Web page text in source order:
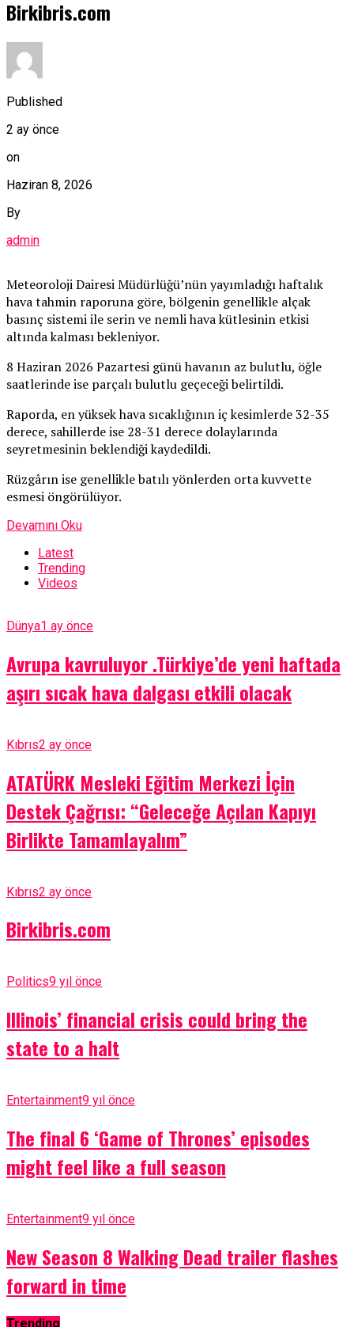
Birkibris.com
Published
2 ay önce
on
Haziran 8, 2026
By
admin
Meteoroloji Dairesi Müdürlüğü’nün yayımladığı haftalık
hava tahmin raporuna göre, bölgenin genellikle alçak
basınç sistemi ile serin ve nemli hava kütlesinin etkisi
altında kalması bekleniyor.
8 Haziran 2026 Pazartesi günü havanın az bulutlu, öğle
saatlerinde ise parçalı bulutlu geçeceği belirtildi.
Raporda, en yüksek hava sıcaklığının iç kesimlerde 32-35
derece, sahillerde ise 28-31 derece dolaylarında
seyretmesinin beklendiği kaydedildi.
Rüzgârın ise genellikle batılı yönlerden orta kuvvette
esmesi öngörülüyor.
Devamını Oku
Latest
Trending
Videos
Dünya1 ay önce
Avrupa kavruluyor .Türkiye’de yeni haftada
aşırı sıcak hava dalgası etkili olacak
Kıbrıs2 ay önce
ATATÜRK Mesleki Eğitim Merkezi İçin
Destek Çağrısı: “Geleceğe Açılan Kapıyı
Birlikte Tamamlayalım”
Kıbrıs2 ay önce
Birkibris.com
Politics9 yıl önce
Illinois’ financial crisis could bring the
state to a halt
Entertainment9 yıl önce
The final 6 ‘Game of Thrones’ episodes
might feel like a full season
Entertainment9 yıl önce
New Season 8 Walking Dead trailer flashes
forward in time
Trending